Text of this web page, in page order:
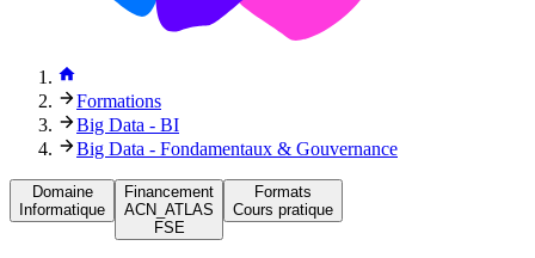
Formations
Big Data - BI
Big Data - Fondamentaux & Gouvernance
Domaine
Informatique
Financement
ACN_ATLAS
FSE
Formats
Cours pratique